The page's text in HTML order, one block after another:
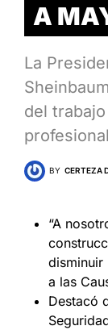
A
La
del
BY CERTEZA
“A
disminuir
a las
Destacó